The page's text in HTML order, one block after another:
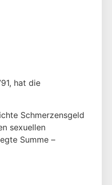
hat die
Schmerzensgeld
sexuellen
Summe –